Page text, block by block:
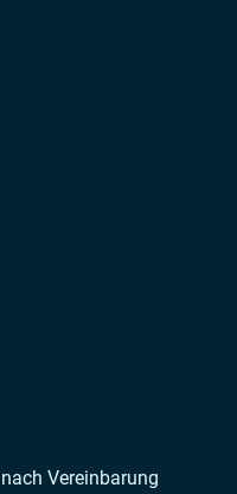
Vereinbarung